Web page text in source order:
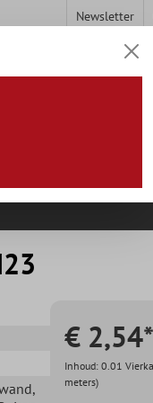
Newsletter
,
€
Inhoud: 0.01
meters)